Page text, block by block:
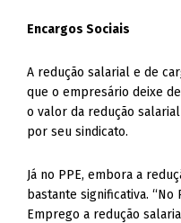
Encargos Sociais
A redução salarial e de
que o empresário deixe
o valor da redução
por seu sindicato.
Já no PPE, embora a
bastante significativa.
Emprego a redução